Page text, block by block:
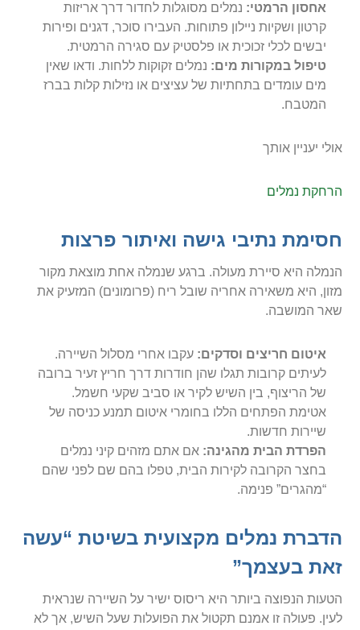
אחסון הרמטי: נמלים מסוגלות לחדור דרך אריזות
קרטון ושקיות ניילון פתוחות. העבירו סוכר, דגנים ופירות
יבשים לכלי זכוכית או פלסטיק עם סגירה הרמטית.
טיפול במקורות מים: נמלים זקוקות ללחות. ודאו שאין
מים עומדים בתחתיות של עציצים או נזילות קלות בברז
המטבח.
אולי יעניין אותך
הרחקת נמלים
חסימת נתיבי גישה ואיתור פרצות
הנמלה היא סיירת מעולה. ברגע שנמלה אחת מוצאת מקור
מזון, היא משאירה אחריה שובל ריח (פרומונים) המזעיק את
שאר המושבה.
איטום חריצים וסדקים: עקבו אחרי מסלול השיירה.
לעיתים קרובות תגלו שהן חודרות דרך חריץ זעיר ברובה
של הריצוף, בין השיש לקיר או סביב שקעי חשמל.
אטימת הפתחים הללו בחומרי איטום תמנע כניסה של
שיירות חדשות.
הפרדת הבית מהגינה: אם אתם מזהים קיני נמלים
בחצר הקרובה לקירות הבית, טפלו בהם שם לפני שהם
“מהגרים” פנימה.
הדברת נמלים מקצועית בשיטת “עשה
זאת בעצמך”
הטעות הנפוצה ביותר היא ריסוס ישיר על השיירה שנראית
לעין. פעולה זו אמנם תקטול את הפועלות שעל השיש, אך לא